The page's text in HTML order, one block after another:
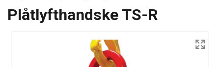
Plåtlyfthandske TS-R